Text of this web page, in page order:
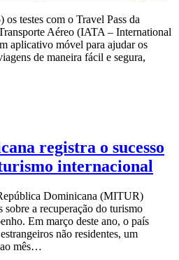
testes com o Travel Pass da
Aéreo (IATA – International
aplicativo móvel para ajudar os
de maneira fácil e segura,
registra o sucesso
internacional
Dominicana (MITUR)
a recuperação do turismo
Em março deste ano, o país
não residentes, um
ao mês…